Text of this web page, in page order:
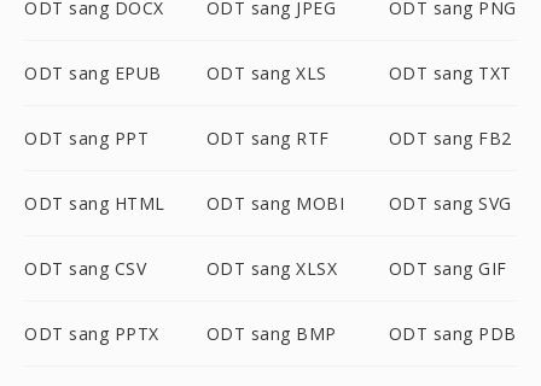
ODT sang DOCX ODT sang JPEG ODT sang PNG
ODT sang EPUB ODT sang XLS ODT sang TXT
ODT sang PPT ODT sang RTF ODT sang FB2
ODT sang HTML ODT sang MOBI ODT sang SVG
ODT sang CSV ODT sang XLSX ODT sang GIF
ODT sang PPTX ODT sang BMP ODT sang PDB